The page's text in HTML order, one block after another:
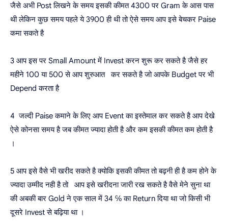
जैसे अभी Post लिखने के समय इसकी कीमत 4300 पर Gram के आस पास
थी लेकिन कुछ समय पहले ये 3900 ही थी तो ऐसे समय आप इसे बेचकर Paise
कमा सकते है
3 आप इस पर Small Amount में Invest करन शुरू कर सकते है जैसे हर
महीने 100 या 500 से आप शुरुआत कर सकते है जो आपके Budget पर भी
Depend करता है
4 जल्दी Paise कमाने के लिए आप Event का इस्तेमाल कर सकते है आप देखे
ऐसे कोनसा समय है जब कीमत ज्यादा होती है और कम इसकी कीमत कम होती है
।
5 आप इसे वैसे भी खरीद सकते है क्योकि इसकी कीमत तो बढ़नी ही है कम होने के
ज्यादा उम्मीद नही है तो आप इसे खरीदना जारी रख सकते है वैसे मेने सुना था
की अबकी बार Gold ने एक साल में 34 ℅ का Return दिया था जो किसी भी
दूसरे Invest से बढ़िया था ।